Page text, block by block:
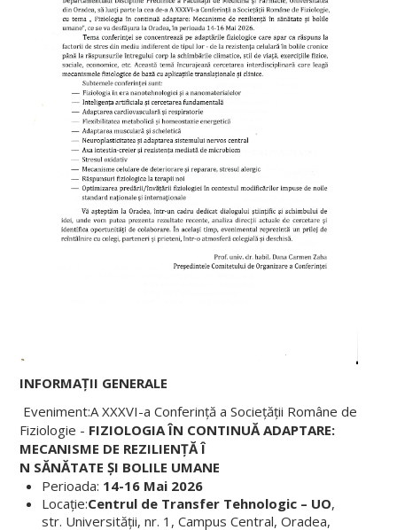
INFORMAȚII GENERALE
Eveniment:A XXXVI-a Conferință a Sociețății Române de
Fiziologie - FIZIOLOGIA ÎN CONTINUĂ ADAPTARE:
MECANISME DE REZILIENȚĂ Î
N SĂNĂTATE ȘI BOLILE UMANE
Perioada: 14-16 Mai 2026
Locație:Centrul de Transfer Tehnologic – UO,
str. Universității, nr. 1, Campus Central, Oradea,